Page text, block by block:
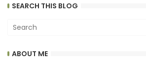
SEARCH THIS BLOG
ABOUT ME